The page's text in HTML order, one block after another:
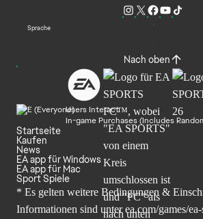
Sprache
Nach oben
Users Interact
In-game Purchases (Includes
Startseite
Kaufen
News
EA app für Windows
EA app für Mac
Sport Spiele
* Es gelten weitere Bedingungen &
Informationen sind unterea.com/games/